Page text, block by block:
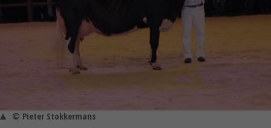
© Pieter Stokkermans